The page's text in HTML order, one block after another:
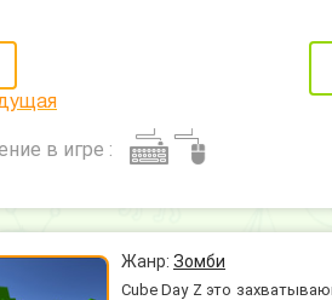
в игре :
Жанр: Зомби
Cube Day Z это